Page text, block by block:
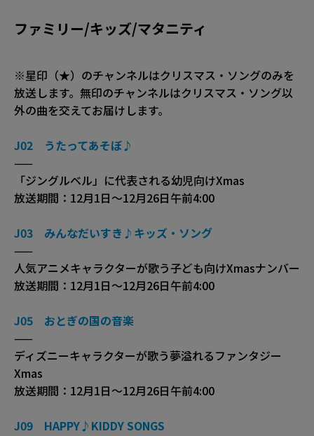
ファミリー/キッズ/マタニティ
※星印（★）のチャンネルはクリスマス・ソングのみを
放送します。無印のチャンネルはクリスマス・ソング以
外の曲を交えてお届けします。
J02 うたってあそぼ♪
——
「ジングルベル」に代表される幼児向けXmas
放送期間：12月1日～12月26日午前4:00
J03 みんなだいすき♪キッズ・ソング
——
人気アニメキャラクターが歌う子ども向けXmasナンバー
放送期間：12月1日～12月26日午前4:00
J05 おとぎの国の音楽
——
ディズニーキャラクターが歌う夢溢れるファンタジー
Xmas
放送期間：12月1日～12月26日午前4:00
J09 HAPPY♪KIDDY SONGS